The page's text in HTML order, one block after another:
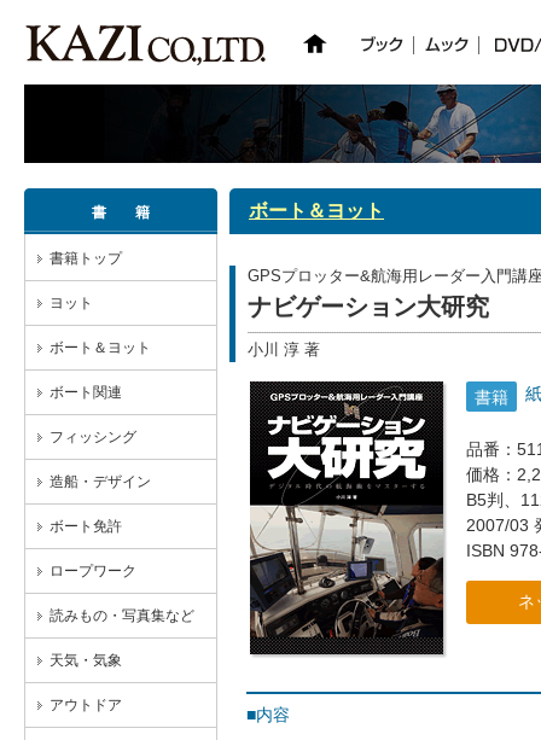
書 籍
書籍トップ
ヨット
ボート＆ヨット
ボート関連
フィッシング
造船・デザイン
ボート免許
ロープワーク
読みもの・写真集など
天気・気象
アウトドア
ボート＆ヨット
GPSプロッター&航海用レーダー入門講
ナビゲーション大研究
小川 淳 著
書籍
品番：
価格：
B5判、
2007/03
ISBN
ネ
■内容